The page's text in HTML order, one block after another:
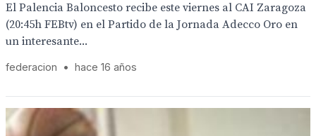
El Palencia Baloncesto recibe este viernes al CAI Zaragoza
(20:45h FEBtv) en el Partido de la Jornada Adecco Oro en
un interesante...
federacion • hace 16 años